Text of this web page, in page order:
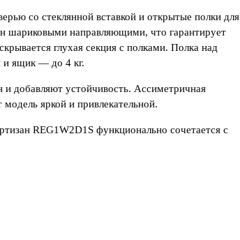
со стеклянной вставкой и открытые полки для
шариковыми направляющими, что гарантирует
глухая секция с полками. Полка над
и ящик — до 4 кг.
добавляют устойчивость. Ассиметричная
яркой и привлекательной.
REG1W2D1S функционально сочетается с